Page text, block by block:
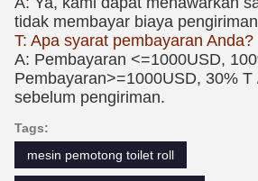
tidak membayar biaya
T: Apa syarat pembayaran Anda?
A: Pembayaran <=1000USD,
Pembayaran>=1000USD, 30%
sebelum pengiriman.
Tags:
mesin pemotong toilet roll